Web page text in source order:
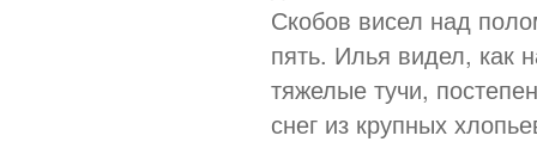
Скобов висел над
пять. Илья видел, как
тяжелые тучи,
снег из крупных